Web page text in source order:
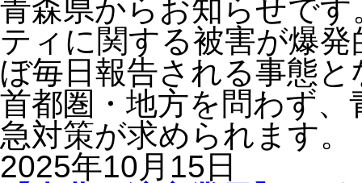
青森県からお知らせで
ティに関する被害が爆
ぼ毎日報告される事態
首都圏・地方を問わず
急対策が求められます
2025年10月15日